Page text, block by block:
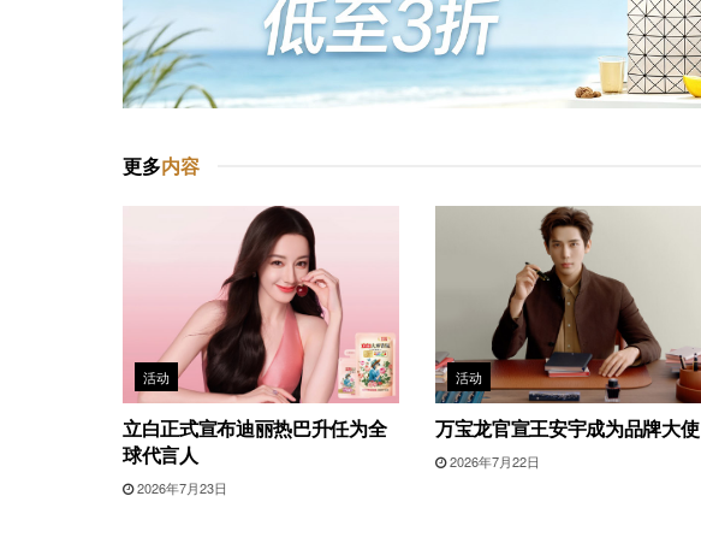
更多内容
活动
立白正式宣布迪丽热巴升任为全
球代言人
2026年7月23日
活动
万宝龙官宣王安宇成为品牌大使
2026年7月22日